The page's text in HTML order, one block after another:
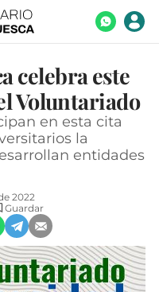
celebra este
Voluntariado
en esta cita
la
entidades
2022
Guardar